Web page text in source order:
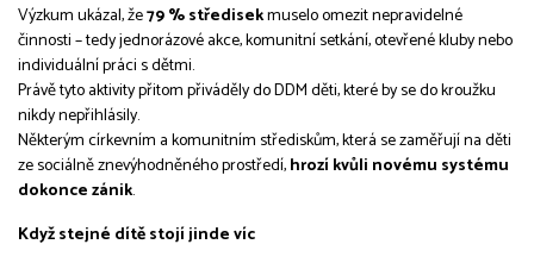
Výzkum ukázal, že79 % středisekmuselo omezit nepravidelné
činnosti – tedy jednorázové akce, komunitní setkání, otevřené kluby nebo
individuální práci s dětmi.
Právě tyto aktivity přitom přiváděly do DDM děti, které by se do kroužku
nikdy nepřihlásily.
Některým církevním a komunitním střediskům, která se zaměřují na děti
ze sociálně znevýhodněného prostředí,hrozí kvůli novému systému
dokonce zánik.
Když stejné dítě stojí jinde víc